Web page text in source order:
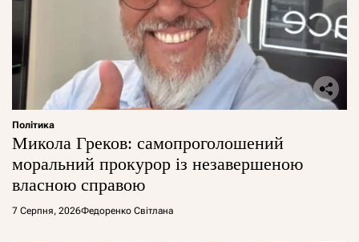
Політика
Микола Греков: самопроголошений
моральний прокурор із незавершеною
власною справою
7 Серпня, 2026Федоренко Світлана